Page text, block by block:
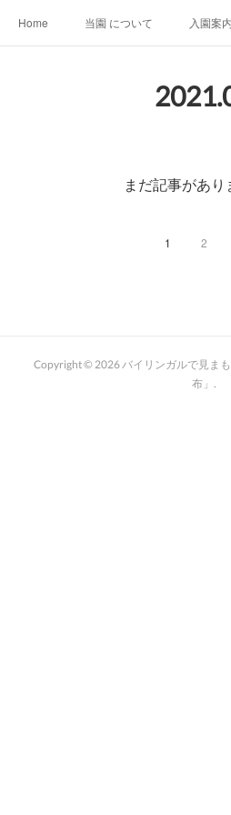
Home 当園 について 入園案内
2021.
まだ記事があり
1 2
Copyright © 2026バイリンガルで見ま
布」 .